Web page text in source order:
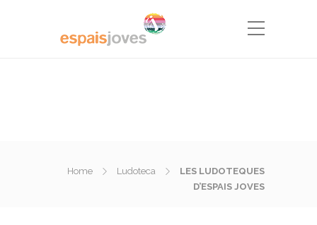
Home Ludoteca
LES LUDOTEQUES
D’ESPAIS JOVES